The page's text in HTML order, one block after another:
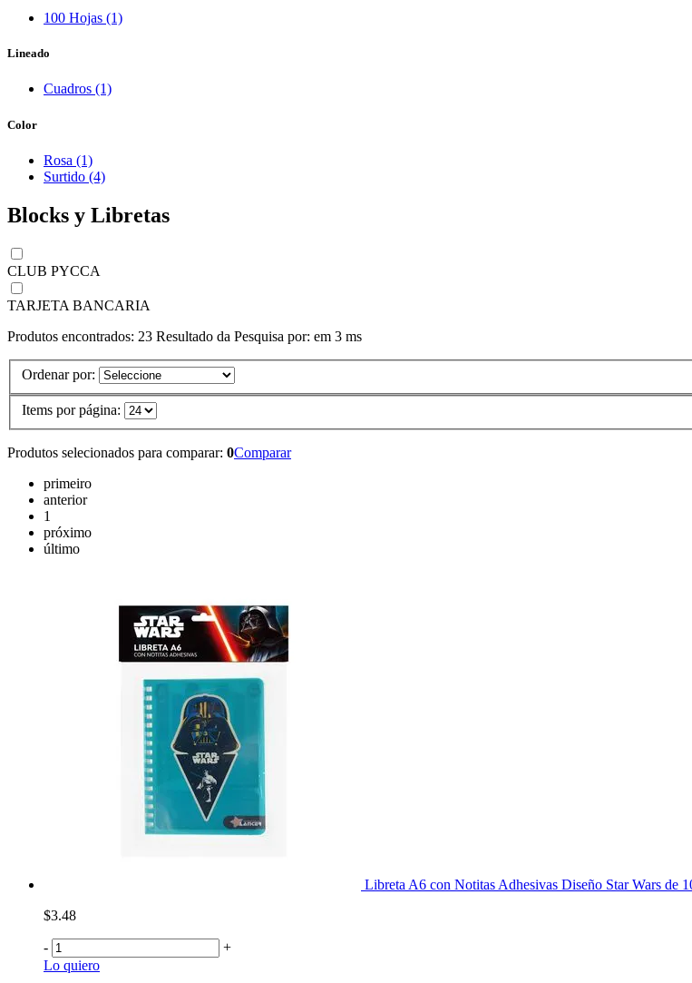
100 Hojas (1)
Lineado
Cuadros (1)
Color
Rosa (1)
Surtido (4)
Blocks y Libretas
CLUB PYCCA
TARJETA BANCARIA
Produtos encontrados: 23 Resultado da Pesquisa por: em 3 ms
Ordenar por:
Items por página:
Produtos selecionados para comparar: 0Comparar
primeiro
anterior
1
próximo
último
Libreta A6 con Notitas Adhesivas Diseño Star Wars de
$3.48
-
+
Lo quiero